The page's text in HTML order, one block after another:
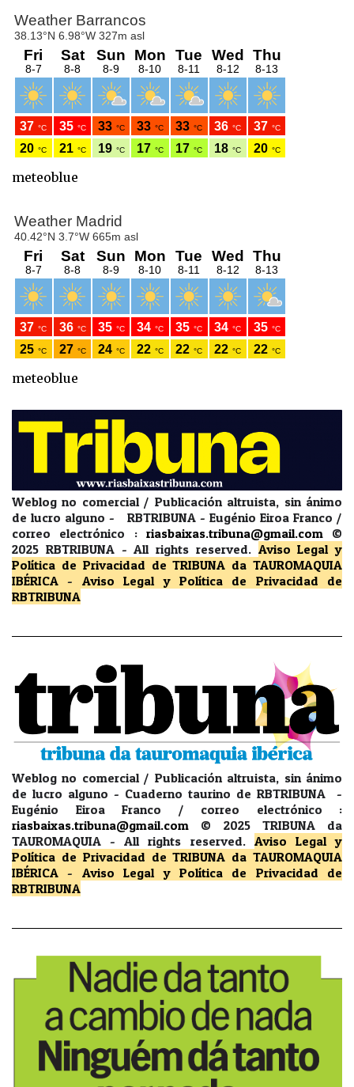
meteoblue
meteoblue
Weblog no comercial / Publicación altruista, sin ánimo
de lucro alguno - RBTRIBUNA - Eugénio Eiroa Franco /
correo electrónico : riasbaixas.tribuna@gmail.com
©
2025 RBTRIBUNA -All rights reserved. Aviso Legal y
Política de Privacidad de TRIBUNA da TAUROMAQUIA
IBÉRICA - Aviso Legal y Política de Privacidad
de
RBTRIBUNA
Weblog no comercial / Publicación altruista, sin ánimo
de lucro alguno - Cuaderno taurino de RBTRIBUNA -
Eugénio Eiroa Franco / correo electrónico :
riasbaixas.tribuna@gmail.com
© 2025 TRIBUNA da
TAUROMAQUIA -All rights reserved. Aviso Legal y
Política de Privacidad de TRIBUNA da TAUROMAQUIA
IBÉRICA - Aviso Legal y Política de Privacidad
de
RBTRIBUNA